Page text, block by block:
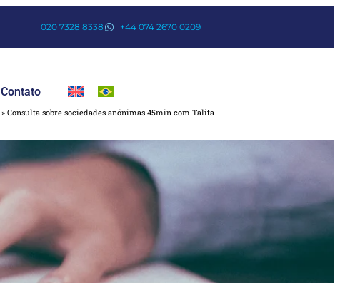
020 7328 8338 +44 074 2670 0209
Contato
»Consulta sobre sociedades anónimas 45min com Talita